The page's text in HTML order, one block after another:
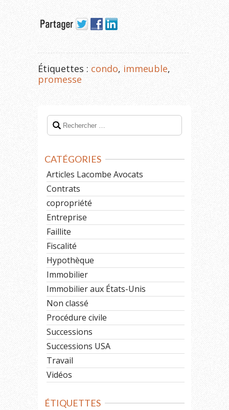
Étiquettes : condo, immeuble,
promesse
CATÉGORIES
Articles Lacombe Avocats
Contrats
copropriété
Entreprise
Faillite
Fiscalité
Hypothèque
Immobilier
Immobilier aux États-Unis
Non classé
Procédure civile
Successions
Successions USA
Travail
Vidéos
ÉTIQUETTES